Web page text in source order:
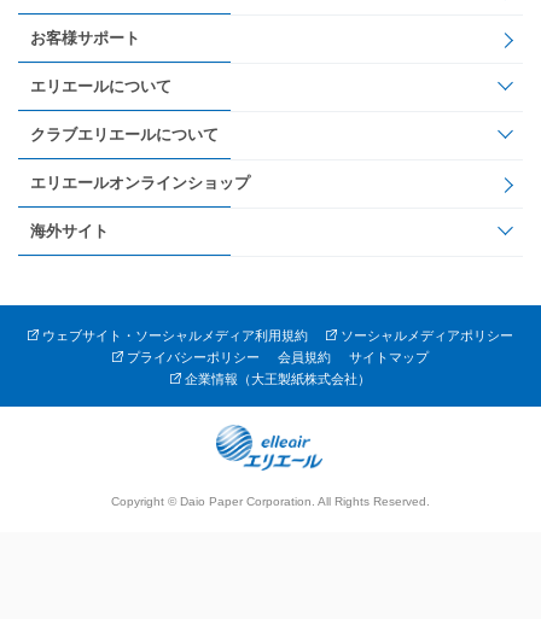
お客様サポート
エリエールについて
クラブエリエールについて
エリエールオンラインショップ
海外サイト
ウェブサイト・ソーシャルメディア利用規約
ソーシャルメディアポリシー
プライバシーポリシー
会員規約
サイトマップ
企業情報（大王製紙株式会社）
Copyright © Daio Paper Corporation. All Rights Reserved.